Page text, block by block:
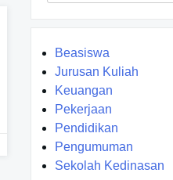
Beasiswa
Jurusan Kuliah
Keuangan
Pekerjaan
Pendidikan
Pengumuman
Sekolah Kedinasan